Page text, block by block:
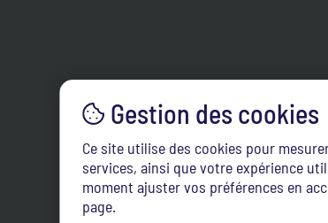
Ce site utilise des cookies pour
services, ainsi que votre expérience
moment ajuster vos préférences en
page.